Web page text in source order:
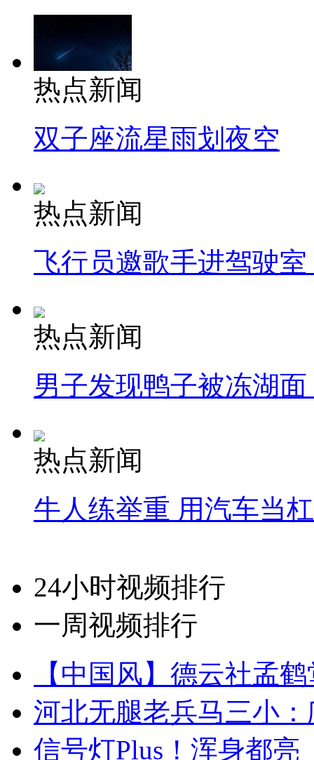
热点新闻
双子座流星雨划夜空
热点新闻
飞行员邀歌手进驾驶
热点新闻
男子发现鸭子被冻湖
热点新闻
牛人练举重 用汽车当
24小时视频排行
一周视频排行
【中国风】德云社孟
河北无腿老兵马三小
信号灯Plus！浑身都亮